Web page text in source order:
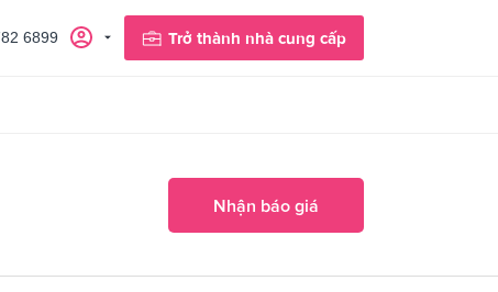
Trở thành nhà cung cấp
6899
Nhận báo giá